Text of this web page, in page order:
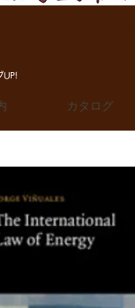
UP!
カタログ